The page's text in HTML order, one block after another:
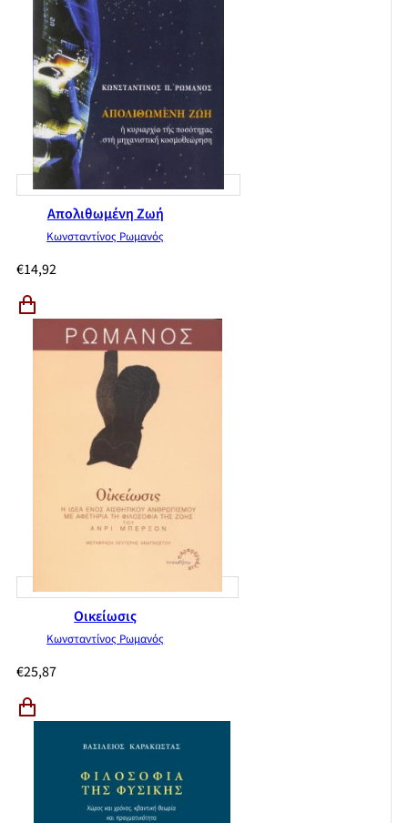
Ιδιομορφίες της υλικής αιτιακής δράσης
Ελευθερία του μη-εγώ;
Απολιθωμένη Ζωή
Κωνσταντίνος Ρωμανός
€14,92
Οικείωσις
Κωνσταντίνος Ρωμανός
€25,87